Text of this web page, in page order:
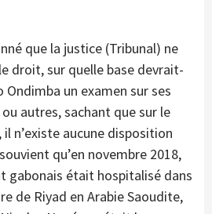
que la justice (Tribunal) ne
droit, sur quelle base devrait-
Ondimba un examen sur ses
autres, sachant que sur le
n’existe aucune disposition
qu’en novembre 2018,
gabonais était hospitalisé dans
de Riyad en Arabie Saoudite,